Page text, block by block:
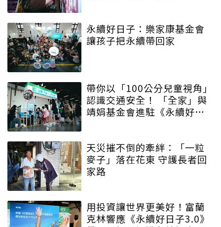
永續好日子：樂家康基金會
讓孩子把永續帶回家
帶你以「100公分兒童視角」
認識交通安全！ 「全家」與
靖娟基金會進駐《永續好日
天災摧不倒的牽絆：「一粒
麥子」落在花東 守護長者回
家路
用投資讓世界更美好！富蘭
克林響應《永續好日子3.0》